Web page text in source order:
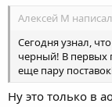
Алексей М
Сегодня узнал,
черный! В первых
еще пару
Ну это только в